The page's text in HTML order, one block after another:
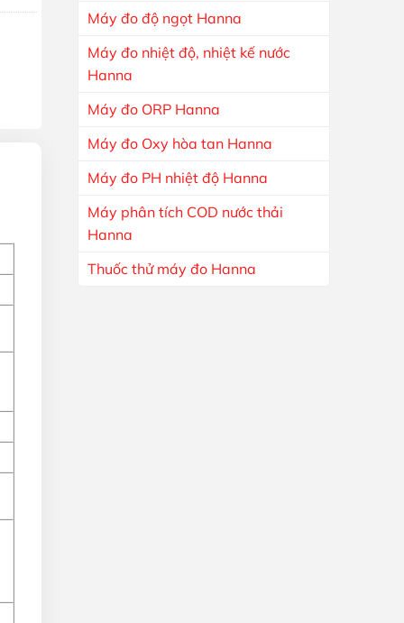
Máy đo độ ngọt Hanna
Máy đo nhiệt độ, nhiệt kế nước
Hanna
Máy đo ORP Hanna
Máy đo Oxy hòa tan Hanna
Máy đo PH nhiệt độ Hanna
Máy phân tích COD nước thải
Hanna
Thuốc thử máy đo Hanna